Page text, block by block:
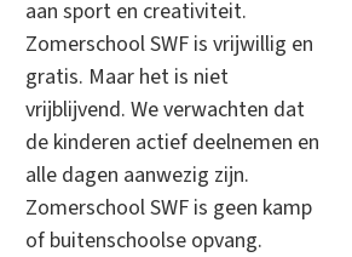
aan sport en creativiteit.
Zomerschool SWF is vrijwillig en
gratis. Maar het is niet
vrijblijvend. We verwachten dat
de kinderen actief deelnemen en
alle dagen aanwezig zijn.
Zomerschool SWF is geen kamp
of buitenschoolse opvang.